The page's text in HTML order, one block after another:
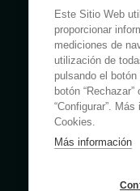
Este Sitio Web
proporcionar
mediciones de
utilización de
pulsando el botón
botón
“Configurar”.
Cookies.
Más información